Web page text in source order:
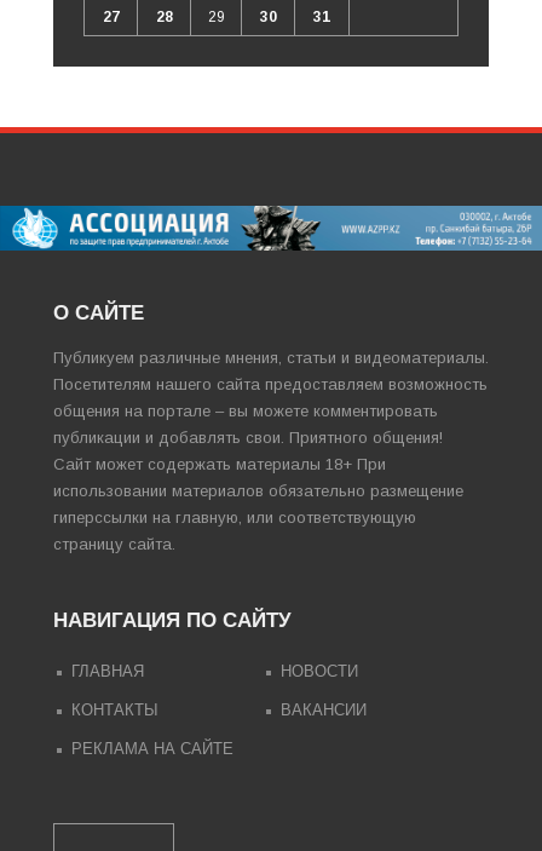
27 28 29 30 31
О САЙТЕ
Публикуем различные мнения, статьи и видеоматериалы.
Посетителям нашего сайта предоставляем возможность
общения на портале – вы можете комментировать
публикации и добавлять свои. Приятного общения!
Сайт может содержать материалы 18+ При
использовании материалов обязательно размещение
гиперссылки на главную, или соответствующую
страницу сайта.
НАВИГАЦИЯ ПО САЙТУ
ГЛАВНАЯ НОВОСТИ
КОНТАКТЫ ВАКАНСИИ
РЕКЛАМА НА САЙТЕ